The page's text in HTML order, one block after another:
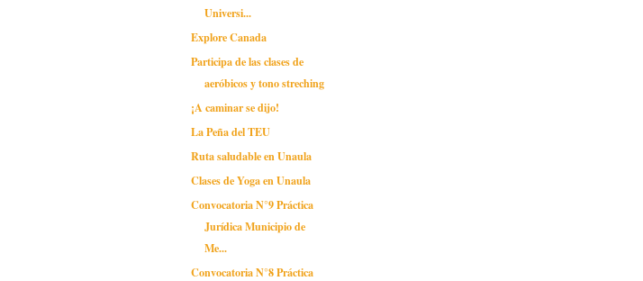
Universi...
Explore Canada
Participa de las clases de
aeróbicos y tono streching
¡A caminar se dijo!
La Peña del TEU
Ruta saludable en Unaula
Clases de Yoga en Unaula
Convocatoria N°9 Práctica
Jurídica Municipio de
Me...
Convocatoria N°8 Práctica